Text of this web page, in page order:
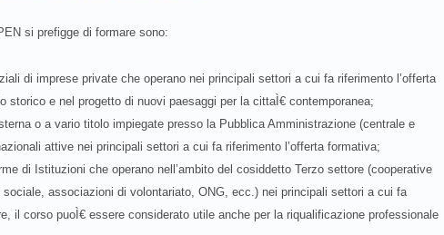
si prefigge di formare sono:
di imprese private che operano nei principali settori a cui fa riferimento l’offerta
storico e nel progetto di nuovi paesaggi per la cittaÌ€ contemporanea;
o a vario titolo impiegate presso la Pubblica Amministrazione (centrale e
attive nei principali settori a cui fa riferimento l’offerta formativa;
di Istituzioni che operano nell’ambito del cosiddetto Terzo settore (cooperative
associazioni di volontariato, ONG, ecc.) nei principali settori a cui fa
il corso puoÌ€ essere considerato utile anche per la riqualificazione professionale